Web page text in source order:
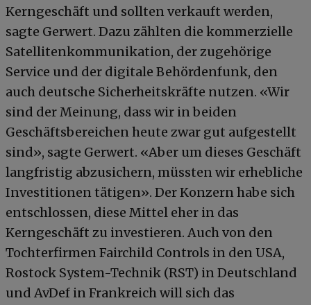
Kerngeschäft und sollten verkauft werden,
sagte Gerwert. Dazu zählten die kommerzielle
Satellitenkommunikation, der zugehörige
Service und der digitale Behördenfunk, den
auch deutsche Sicherheitskräfte nutzen. «Wir
sind der Meinung, dass wir in beiden
Geschäftsbereichen heute zwar gut aufgestellt
sind», sagte Gerwert. «Aber um dieses Geschäft
langfristig abzusichern, müssten wir erhebliche
Investitionen tätigen». Der Konzern habe sich
entschlossen, diese Mittel eher in das
Kerngeschäft zu investieren. Auch von den
Tochterfirmen Fairchild Controls in den USA,
Rostock System-Technik (RST) in Deutschland
und AvDef in Frankreich will sich das